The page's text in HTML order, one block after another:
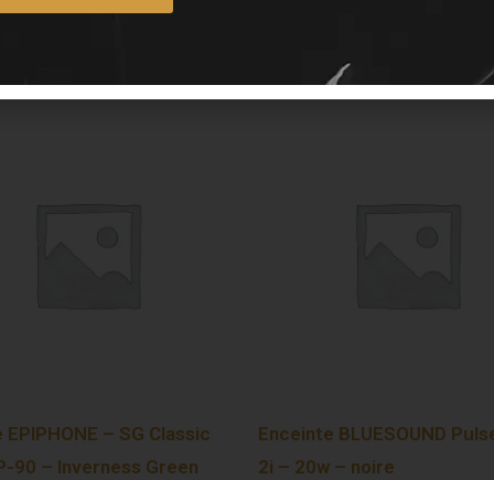
– SG Classic
90 – Inverness Green
Enceinte BLUESOUND
2i – 20w – noire